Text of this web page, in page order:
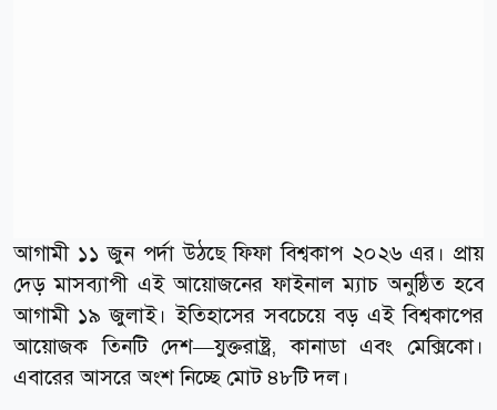
আগামী ১১ জুন পর্দা উঠছে ফিফা বিশ্বকাপ ২০২৬ এর। প্রায়
দেড় মাসব্যাপী এই আয়োজনের ফাইনাল ম্যাচ অনুষ্ঠিত হবে
আগামী ১৯ জুলাই। ইতিহাসের সবচেয়ে বড় এই বিশ্বকাপের
আয়োজক তিনটি দেশ—যুক্তরাষ্ট্র, কানাডা এবং মেক্সিকো।
এবারের আসরে অংশ নিচ্ছে মোট ৪৮টি দল।